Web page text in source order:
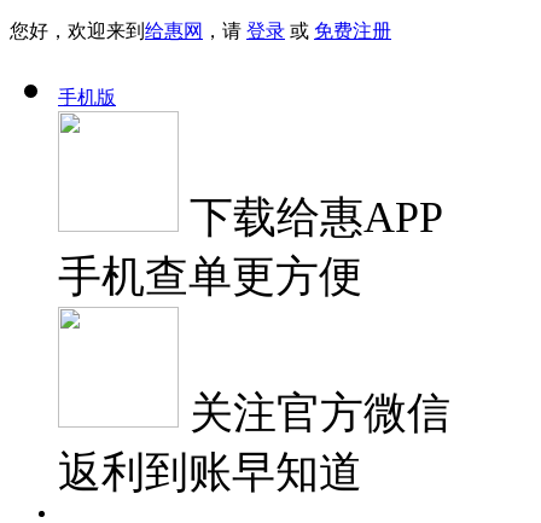
您好，欢迎来到 给惠网 ，请 登录 或 免费注册
手机版
下载给惠APP
手机查单更方便
关注官方微信
返利到账早知道